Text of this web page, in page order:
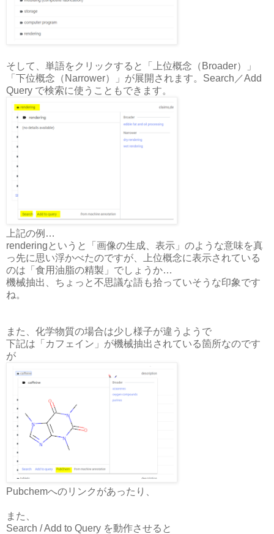
そして、単語をクリックすると「上位概念（Broader）」
「下位概念（Narrower）」が展開されます。Search／Add
Query で検索に使うこともできます。
上記の例…
renderingというと「画像の生成、表示」のような意味を真
っ先に思い浮かべたのですが、上位概念に表示されている
のは「食用油脂の精製」でしょうか…
機械抽出、ちょっと不思議な語も拾っていそうな印象です
ね。
また、化学物質の場合は少し様子が違うようで
下記は「カフェイン」が機械抽出されている箇所なのです
が
Pubchemへのリンクがあったり、
また、
Search / Add to Query を動作させると